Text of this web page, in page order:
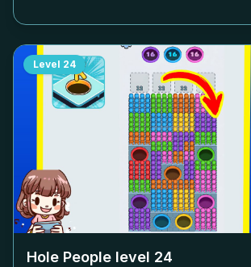
Level 24
Hole People level 24